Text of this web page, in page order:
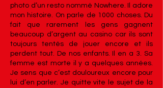
photo d’un resto nommé Nowhere. Il adore
mon histoire. On parle de 1000 choses. Du
fait que rarement les gens gagnent
beaucoup d’argent au casino car ils sont
toujours tentés de jouer encore et ils
perdent tout. De nos enfants. Il en a 3. Sa
femme est morte il y a quelques années.
Je sens que c’est douloureux encore pour
lui d’en parler. Je quitte vite le sujet de la